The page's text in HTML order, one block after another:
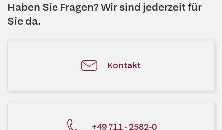
Haben Sie Fragen? Wir sind jederzeit für
Sie da.
Kontakt
+49 711 - 2582-0